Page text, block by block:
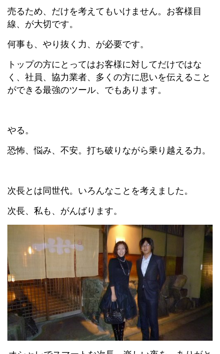
売るため、だけを考えてもいけません。お客様目
線、が大切です。
何事も、やり抜く力、が必要です。
トップの方にとってはお客様に対してだけではな
く、社員、協力業者、多くの方に思いを伝えること
ができる最強のツール、でもあります。
やる。
恐怖、悩み、不安。打ち破りながら乗り越える力。
次長とは同世代。いろんなことを考えました。
次長、私も、がんばります。